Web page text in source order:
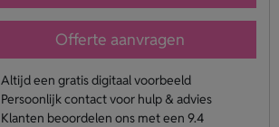
Offerte aanvragen
Altijd een gratis digitaal voorbeeld
Persoonlijk contact voor hulp & advies
Klanten beoordelen ons met een 9.4